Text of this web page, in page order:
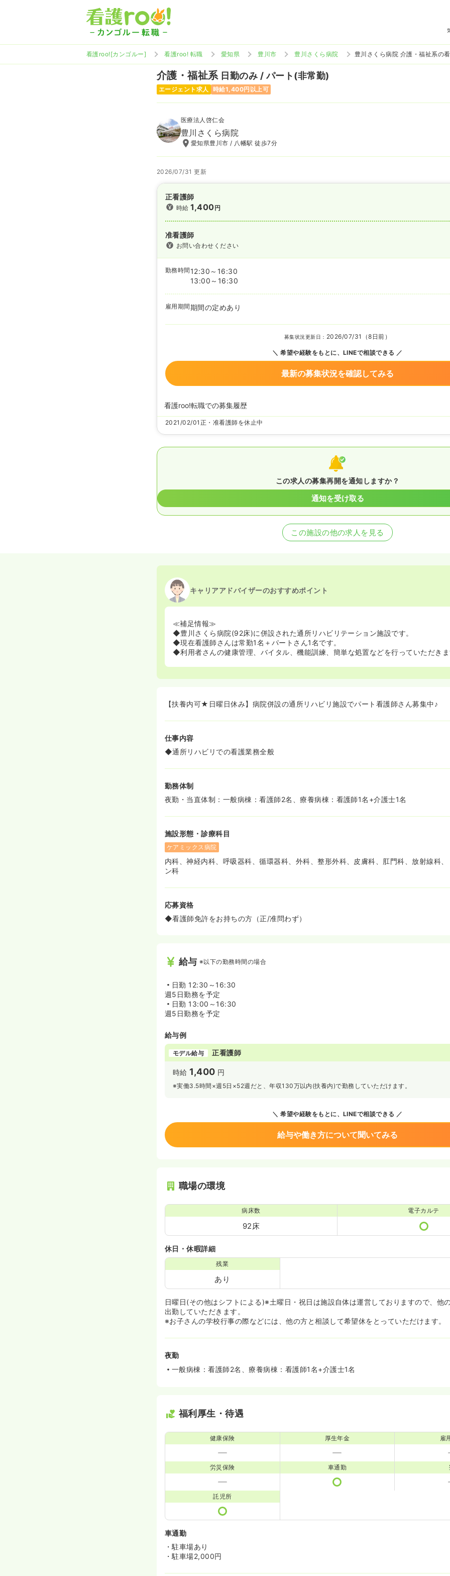
看護roo![カンゴルー] 看護roo! 転職 愛知県 豊川市 豊川さくら病院 豊川さくら病院 介護・福祉系の
介護・福祉系 日勤のみ / パート(非常勤)
エージェント求人 時給1,400円以上可
医療法人啓仁会
豊川さくら病院
愛知県豊川市 / 八幡駅 徒歩7分
2026/07/31 更新
正看護師
時給1,400円
准看護師
お問い合わせください
勤務時間 12:30～16:30
13:00～16:30
雇用期間期間の定めあり
募集状況更新日： 2026/07/31（8日前）
希望や経験をもとに、LINEで相談できる
最新の募集状況を確認してみる
看護roo!転職での募集履歴
2021/02/01 正・准看護師を休止中
この求人の募集再開を通知しますか？
通知を受け取る
この施設の他の求人を見る
キャリアアドバイザーのおすすめポイント
≪補足情報≫
◆豊川さくら病院(92床)に併設された通所リハビリテーション施設です。
◆現在看護師さんは常勤1名＋パートさん1名です。
◆利用者さんの健康管理、バイタル、機能訓練、簡単な処置などを行っていただき
【扶養内可★日曜日休み】病院併設の通所リハビリ施設でパート看護師さん募集中♪
仕事内容
◆通所リハビリでの看護業務全般
勤務体制
夜勤・当直体制：一般病棟：看護師2名、療養病棟：看護師1名+介護士1名
施設形態・診療科目
ケアミックス病院
内科、神経内科、呼吸器科、循環器科、外科、整形外科、皮膚科、肛門科、放射線科
ン科
応募資格
◆看護師免許をお持ちの方（正/准問わず）
給与 ※以下の勤務時間の場合
日勤 12:30～16:30
週5日勤務を予定
日勤 13:00～16:30
週5日勤務を予定
給与例
モデル給与 正看護師
時給 1,400 円
※実働3.5時間×週5日×52週だと、年収130万以内(扶養内)で勤務していただけます。
希望や経験をもとに、LINEで相談できる
給与や働き方について聞いてみる
職場の環境
病床数
92床
電子カルテ
休日・休暇詳細
残業
あり
日曜日(その他はシフトによる)※土曜日・祝日は施設自体は運営しておりますので、他
出勤していただきます。
※お子さんの学校行事の際などには、他の方と相談して希望休をとっていただけます。
夜勤
一般病棟：看護師2名、療養病棟：看護師1名+介護士1名
福利厚生・待遇
健康保険 厚生年金 雇
労災保険 車通勤
託児所
車通勤
・駐車場あり
・駐車場2,000円